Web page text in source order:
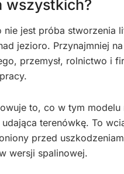
wszystkich?
nie jest próba stworzenia
jezioro. Przynajmniej
przemysł, rolnictwo i
to, co w tym modelu
terenówkę. To
przed
wersji spalinowej.